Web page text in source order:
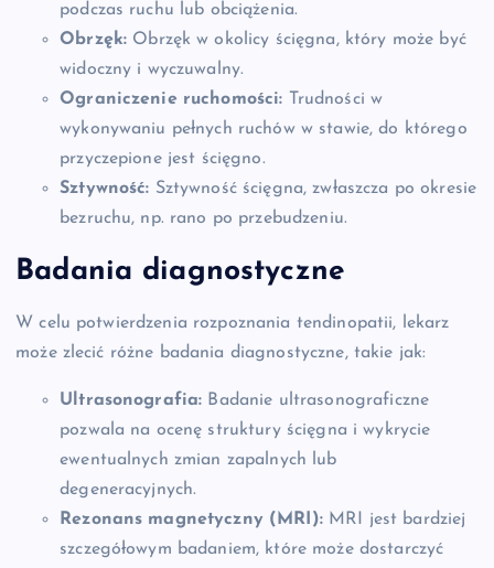
podczas ruchu lub obciążenia.
Obrzęk: Obrzęk w okolicy ścięgna, który może być
widoczny i wyczuwalny.
Ograniczenie ruchomości: Trudności w
wykonywaniu pełnych ruchów w stawie, do którego
przyczepione jest ścięgno.
Sztywność: Sztywność ścięgna, zwłaszcza po okresie
bezruchu, np. rano po przebudzeniu.
Badania diagnostyczne
W celu potwierdzenia rozpoznania tendinopatii, lekarz
może zlecić różne badania diagnostyczne, takie jak:
Ultrasonografia: Badanie ultrasonograficzne
pozwala na ocenę struktury ścięgna i wykrycie
ewentualnych zmian zapalnych lub
degeneracyjnych.
Rezonans magnetyczny (MRI):MRI jest bardziej
szczegółowym badaniem, które może dostarczyć